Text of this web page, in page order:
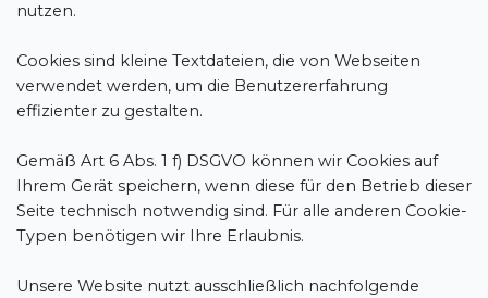
nutzen.
Cookies sind kleine Textdateien, die von Webseiten
verwendet werden, um die Benutzererfahrung
effizienter zu gestalten.
Gemäß Art 6 Abs. 1 f) DSGVO können wir Cookies auf
Ihrem Gerät speichern, wenn diese für den Betrieb dieser
Seite technisch notwendig sind. Für alle anderen Cookie-
Typen benötigen wir Ihre Erlaubnis.
Unsere Website nutzt ausschließlich nachfolgende